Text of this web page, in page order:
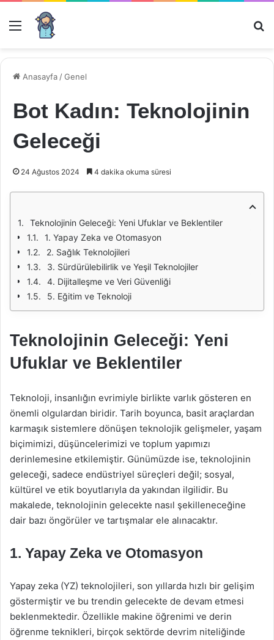
Menü
Anasayfa /Genel
Bot Kadın: Teknolojinin
Geleceği
24 Ağustos 2024 4 dakika okuma süresi
Teknolojinin Geleceği: Yeni Ufuklar ve Beklentiler
1. Yapay Zeka ve Otomasyon
2. Sağlık Teknolojileri
3. Sürdürülebilirlik ve Yeşil Teknolojiler
4. Dijitalleşme ve Veri Güvenliği
5. Eğitim ve Teknoloji
Teknolojinin Geleceği: Yeni
Ufuklar ve Beklentiler
Teknoloji, insanlığın evrimiyle birlikte varlık gösteren en
önemli olgulardan biridir. Tarih boyunca, basit araçlardan
karmaşık sistemlere dönüşen teknolojik gelişmeler, yaşam
biçimimizi, düşüncelerimizi ve toplum yapımızı
derinlemesine etkilemiştir. Günümüzde ise, teknolojinin
geleceği, sadece endüstriyel süreçleri değil; sosyal,
kültürel ve etik boyutlarıyla da yakından ilgilidir. Bu
makalede, teknolojinin gelecekte nasıl şekilleneceğine
dair bazı öngörüler ve tartışmalar ele alınacaktır.
1. Yapay Zeka ve Otomasyon
Yapay zeka (YZ) teknolojileri, son yıllarda hızlı bir gelişim
göstermiştir ve bu trendin gelecekte de devam etmesi
beklenmektedir. Özellikle makine öğrenimi ve derin
öğrenme teknikleri, birçok sektörde devrim niteliğinde